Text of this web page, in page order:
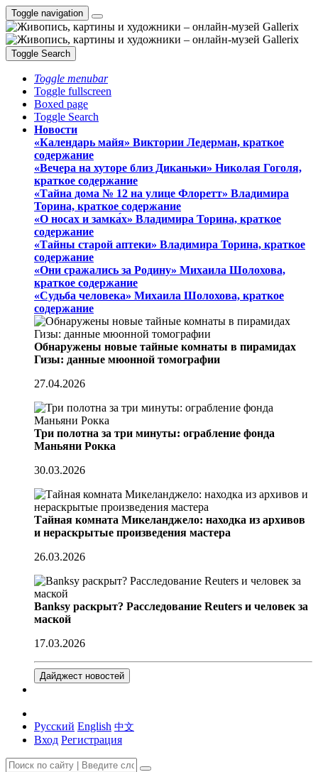
Toggle navigation
Toggle Search
Toggle menubar
Toggle fullscreen
Boxed page
Toggle Search
Новости
«Календарь майя» Виктории Ледерман, краткое
содержание
«Вечера на хуторе близ Диканьки» Николая Гоголя,
краткое содержание
«Тайна дома № 12 на улице Флоретт» Владимира
Торина, краткое содержание
«О носах и замка́х» Владимира Торина, краткое
содержание
«Тайны старой аптеки» Владимира Торина, краткое
содержание
«Они сражались за Родину» Михаила Шолохова,
краткое содержание
«Судьба человека» Михаила Шолохова, краткое
содержание
Обнаружены новые тайные комнаты в пирамидах
Гизы: данные мюонной томографии
27.04.2026
Три полотна за три минуты: ограбление фонда
Маньяни Рокка
30.03.2026
Тайная комната Микеланджело: находка из архивов
и нераскрытые произведения мастера
26.03.2026
Banksy раскрыт? Расследование Reuters и человек за
маской
17.03.2026
Дайджест новостей
Русский English 中文
Вход Регистрация